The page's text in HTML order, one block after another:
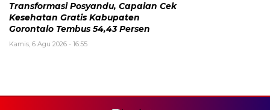
Transformasi Posyandu, Capaian Cek
Kesehatan Gratis Kabupaten
Gorontalo Tembus 54,43 Persen
Kamis, 6 Agu 2026 - 16:55